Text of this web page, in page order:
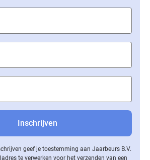
geef je toestemming aan Jaarbeurs B.V.
te verwerken voor het verzenden van een